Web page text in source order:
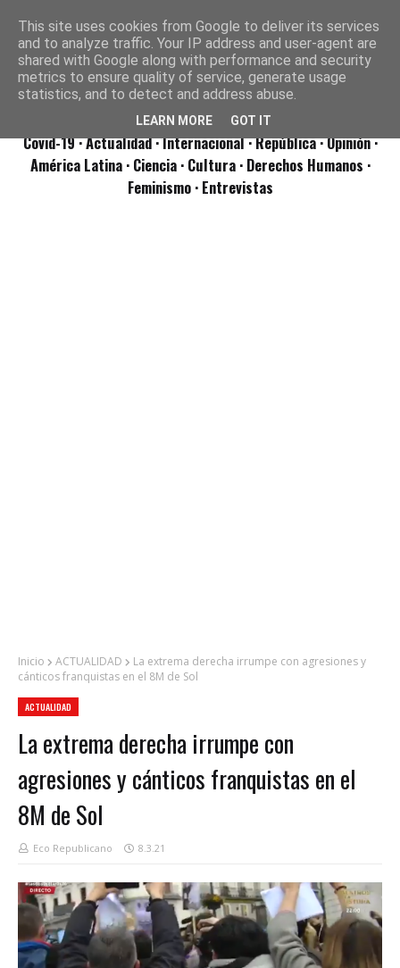
Covid-19· Actualidad· Internacional· República· Opinión·
América Latina · Ciencia · Cultura · Derechos Humanos ·
Feminismo · Entrevistas
Inicio ACTUALIDAD
La extrema derecha irrumpe con agresiones y
cánticos franquistas en el 8M de Sol
ACTUALIDAD
La extrema derecha irrumpe con
agresiones y cánticos franquistas en el
8M de Sol
Eco Republicano 8.3.21
This site uses cookies from Google to deliver its services
and to analyze traffic. Your IP address and user-agent are
shared with Google along with performance and security
metrics to ensure quality of service, generate usage
statistics, and to detect and address abuse.
LEARN MORE GOT IT